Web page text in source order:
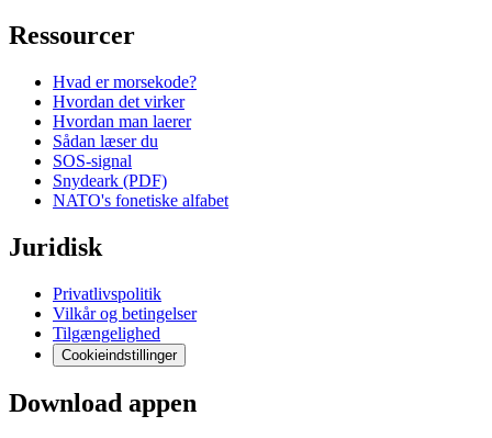
Ressourcer
Hvad er morsekode?
Hvordan det virker
Hvordan man laerer
Sådan læser du
SOS-signal
Snydeark (PDF)
NATO's fonetiske alfabet
Juridisk
Privatlivspolitik
Vilkår og betingelser
Tilgængelighed
Cookieindstillinger
Download appen